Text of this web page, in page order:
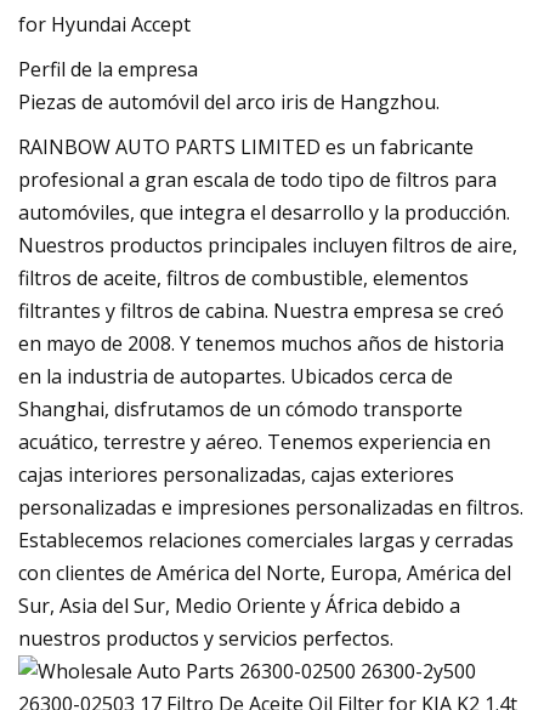
Perfil de la empresa
Piezas de automóvil del arco iris de Hangzhou.
RAINBOW AUTO PARTS LIMITED es un fabricante
profesional a gran escala de todo tipo de filtros para
automóviles, que integra el desarrollo y la producción.
Nuestros productos principales incluyen filtros de aire,
filtros de aceite, filtros de combustible, elementos
filtrantes y filtros de cabina. Nuestra empresa se creó
en mayo de 2008. Y tenemos muchos años de historia
en la industria de autopartes. Ubicados cerca de
Shanghai, disfrutamos de un cómodo transporte
acuático, terrestre y aéreo. Tenemos experiencia en
cajas interiores personalizadas, cajas exteriores
personalizadas e impresiones personalizadas en filtros.
Establecemos relaciones comerciales largas y cerradas
con clientes de América del Norte, Europa, América del
Sur, Asia del Sur, Medio Oriente y África debido a
nuestros productos y servicios perfectos.